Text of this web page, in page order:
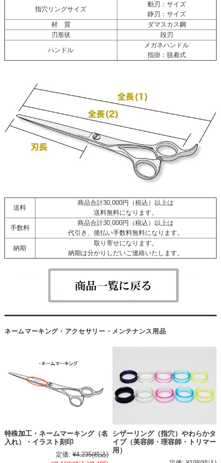
指穴リングサイズ
動刃：サイズ
静刃：サイズ
材 質
ダマスカス鋼
刃形状
段刃
ハンドル
メガネハンドル
指掛：脱着式
送料
商品合計30,000円（税込）以上は
送料無料になります。
手数料
商品合計30,000円（税込）以上は
代引き、後払い手数料無料になります。
納期
取り寄せになります。
納期は分かりしだいご連絡いたします。
ネームマーキング・アクセサリー・メンテナンス用品
特殊加工・ネームマーキング（名
入れ）・イラスト刻印
定価: ¥4,235(税込)
シザーリング（指穴）やわらかタ
イプ（美容師・理容師・トリマー
用）